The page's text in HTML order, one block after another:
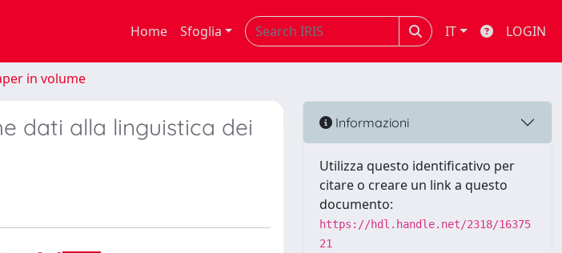
Home Sfoglia IT LOGIN
in volume
dati alla linguistica dei
Informazioni
Utilizza questo identificativo per
citare o creare un link a questo
documento:
https://hdl.handle.net/2318/16375
21